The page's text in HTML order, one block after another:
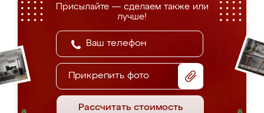
Присылайте — сделаем также или
лучше!
Прикрепить фото
Рассчитать стоимость